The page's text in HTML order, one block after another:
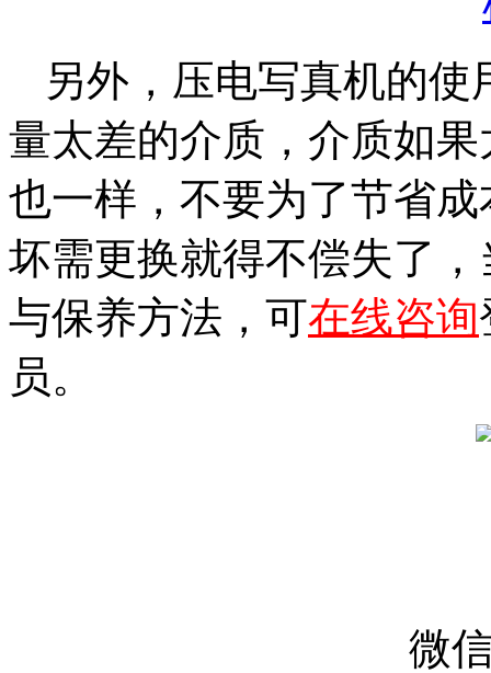
另外，压电写真机的
量太差的介质，介质如
也一样，不要为了节省
坏需更换就得不偿失了
与保养方法，可在线咨询
员。
微